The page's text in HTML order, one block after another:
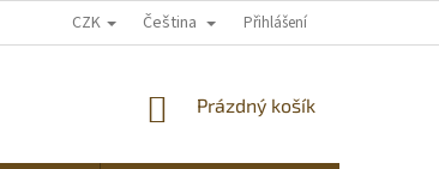
CZK Čeština Přihlášení
NÁKUPNÍ
Prázdný košík